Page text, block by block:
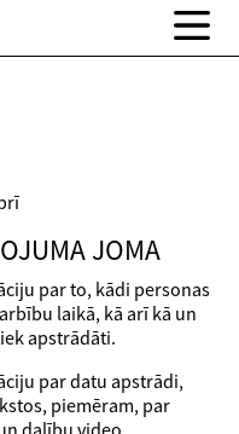
JOMA
par to, kādi personas
laikā, kā arī kā un
apstrādāti.
par datu apstrādi,
piemēram, par
dalību video